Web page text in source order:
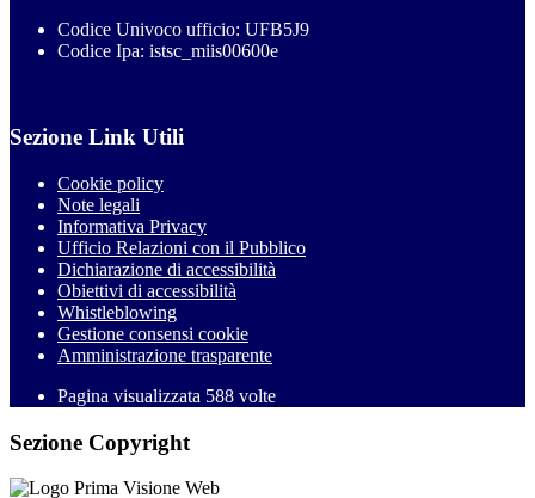
Codice Univoco ufficio: UFB5J9
Codice Ipa: istsc_miis00600e
Sezione Link Utili
Cookie policy
Note legali
Informativa Privacy
Ufficio Relazioni con il Pubblico
Dichiarazione di accessibilità
Obiettivi di accessibilità
Whistleblowing
Gestione consensi cookie
Amministrazione trasparente
Pagina visualizzata 588 volte
Sezione Copyright